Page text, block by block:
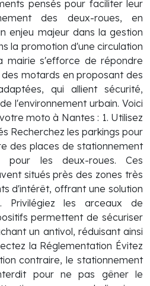
pensés pour faciliter leur
des deux-roues, en
enjeu majeur dans la gestion
la promotion d'une circulation
mairie s'efforce de répondre
motards en proposant des
qui allient sécurité,
l'environnement urbain. Voici
moto à Nantes : 1. Utilisez
Recherchez les parkings pour
des places de stationnement
pour les deux-roues. Ces
situés près des zones très
d'intérêt, offrant une solution
Privilégiez les arceaux de
permettent de sécuriser
un antivol, réduisant ainsi
la Réglementation Évitez
contraire, le stationnement
pour ne pas gêner le